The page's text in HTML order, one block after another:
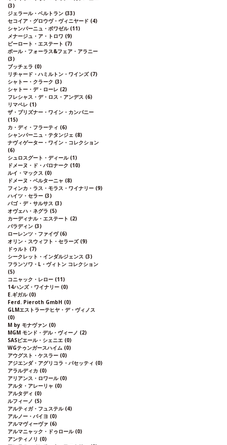
(3)
ジェラール・ベルトラン (33)
セコイア・グロウヴ・ヴィニヤード (4)
シャンパーニュ・ボワゼル (11)
メナージュ・ア・トロワ (9)
ピーロート・エステート (7)
ボール・フォーラス&フェア・アラニー
(3)
ブッチェラ (0)
リチャード・ハミルトン・ワインズ (7)
シャトー・クラーク (3)
シャトー・デ・ローレ (2)
フレシャス・デ・ロス・アンデス (6)
リマペレ (1)
ザ・プリズナー・ワイン・カンパニー
(15)
カ・ディ・フラーティ (6)
シャンパーニュ・テタンジェ (8)
ナヴィゲーター・ワイン・コレクション
(6)
シュロスグート・ディール (1)
ドメーヌ・ド・バロナーク (10)
ルイ・マックス (0)
ドメーヌ・ベルターニャ (8)
フィンカ・ラス・モラス・ワイナリー (9)
ハイツ・セラー (3)
パゴ・デ・サルサス (3)
オヴェハ・ネグラ (5)
カーディナル・エステート (2)
パラディン (3)
ローレンツ・ファイヴ (6)
オリン・スウィフト・セラーズ (9)
ドゥルト (7)
シークレット・インダルジェンス (3)
フランソワ・L・ヴィトン コレクション
(5)
コニャック・レロー (11)
14ハンズ・ワイナリー (0)
E.ギガル (0)
Ferd. Pieroth GmbH (0)
GLMエストラーテヒヤ・デ・ヴィノス
(0)
M by モナヴァン (0)
MGM モンド・デル・ヴィーノ (2)
SASピエール・シェニエ (0)
WGテゥンガースハイム (0)
アウグスト・ケスラー (0)
アジエンダ・アグリコラ・パセッティ (0)
アラルディカ (0)
アリアンス・ロワール (0)
アルタ・アレーリャ (0)
アルタディ (0)
ルフィーノ (5)
アルティガ・フュステル (4)
アルノー・バイヨ (0)
アルマヴィーヴァ (6)
アルマニャック・ドゥロール (0)
アンティノリ (0)